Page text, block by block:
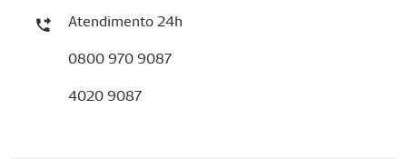
Atendimento 24h
0800 970 9087
4020 9087